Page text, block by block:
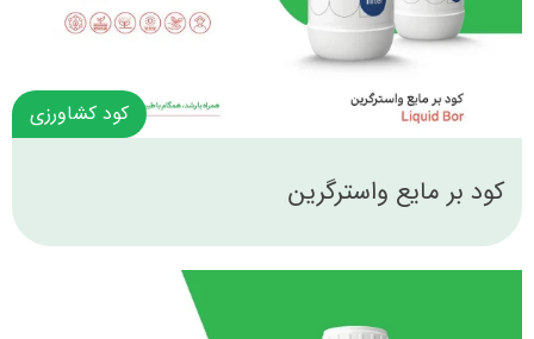
کود کشاورزی
کود بر مایع واسترگرین